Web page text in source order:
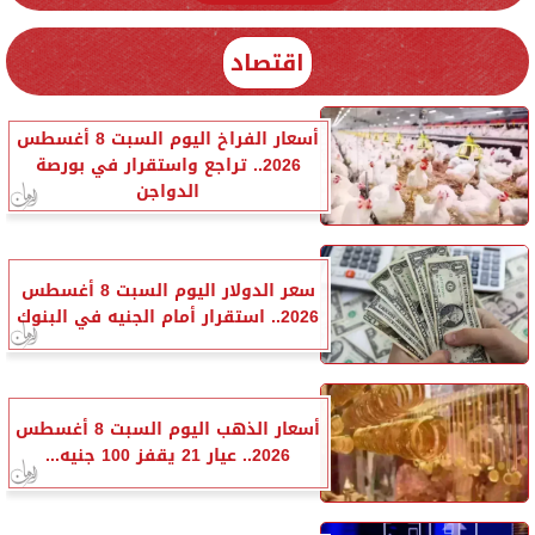
اقتصاد
أسعار الفراخ اليوم السبت 8 أغسطس
2026.. تراجع واستقرار في بورصة
الدواجن
سعر الدولار اليوم السبت 8 أغسطس
2026.. استقرار أمام الجنيه في البنوك
أسعار الذهب اليوم السبت 8 أغسطس
2026.. عيار 21 يقفز 100 جنيه...